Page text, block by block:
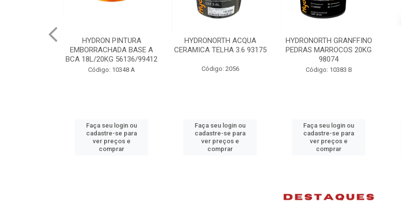
HYDRON PINTURA
EMBORRACHADA BASE A
BCA 18L/20KG 56136/99412
Código: 10348 A
Faça seu login ou
cadastre-se para
ver preços e
comprar
HYDRONORTH ACQUA
CERAMICA TELHA 3.6 93175
Código: 2056
Faça seu login ou
cadastre-se para
ver preços e
comprar
HYDRONORTH GRANFFINO
PEDRAS MARROCOS 20KG
98074
Código: 10383 B
Faça seu login ou
cadastre-se para
ver preços e
comprar